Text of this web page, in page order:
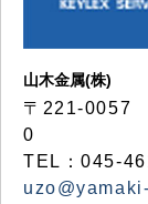
山木金属(株)
〒221-0057
0
TEL：045-